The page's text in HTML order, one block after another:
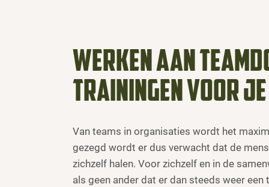
Werken aan
trainingen voor je
Van teams in organisaties wordt het
gezegd wordt er dus verwacht dat de
zichzelf halen. Voor zichzelf en in de
als geen ander dat er dan steeds weer